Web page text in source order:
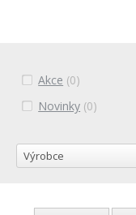
Akce (0)
Novinky (0)